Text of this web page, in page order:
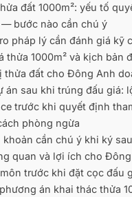
đất 1000m²: yếu tố
bước nào cần chú ý
pháp lý cần đánh giá kỹ
thửa 1000m² và kịch bản
thửa đất cho Đông Anh
án sau khi trúng đấu giá:
trước khi quyết định
phòng ngừa
khoản cần chú ý khi ký
quan và lợi ích cho
trước khi đặt cọc đấu
án khai thác thửa